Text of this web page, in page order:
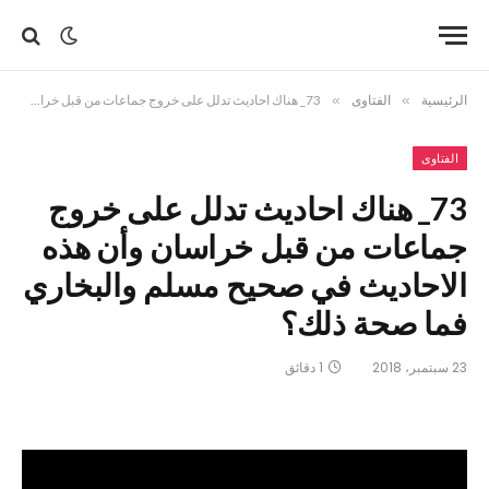
الرئيسية » الفتاوى » 73_ هناك احاديث تدلل على خروج جماعات من قبل خراسان وأن هذه الاحاديث في صحيح مسلم والبخاري فما صحة ذلك؟
الفتاوى
73_ هناك احاديث تدلل على خروج
جماعات من قبل خراسان وأن هذه
الاحاديث في صحيح مسلم والبخاري
فما صحة ذلك؟
23 سبتمبر، 2018 1 دقائق